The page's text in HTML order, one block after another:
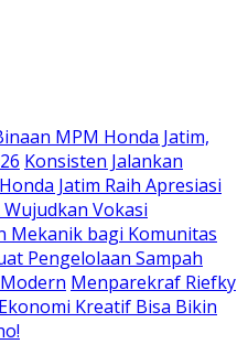
MPM Honda Jatim,
Konsisten Jalankan
Jatim Raih Apresiasi
Wujudkan Vokasi
Mekanik bagi Komunitas
Pengelolaan Sampah
Menparekraf Riefky
Kreatif Bisa Bikin